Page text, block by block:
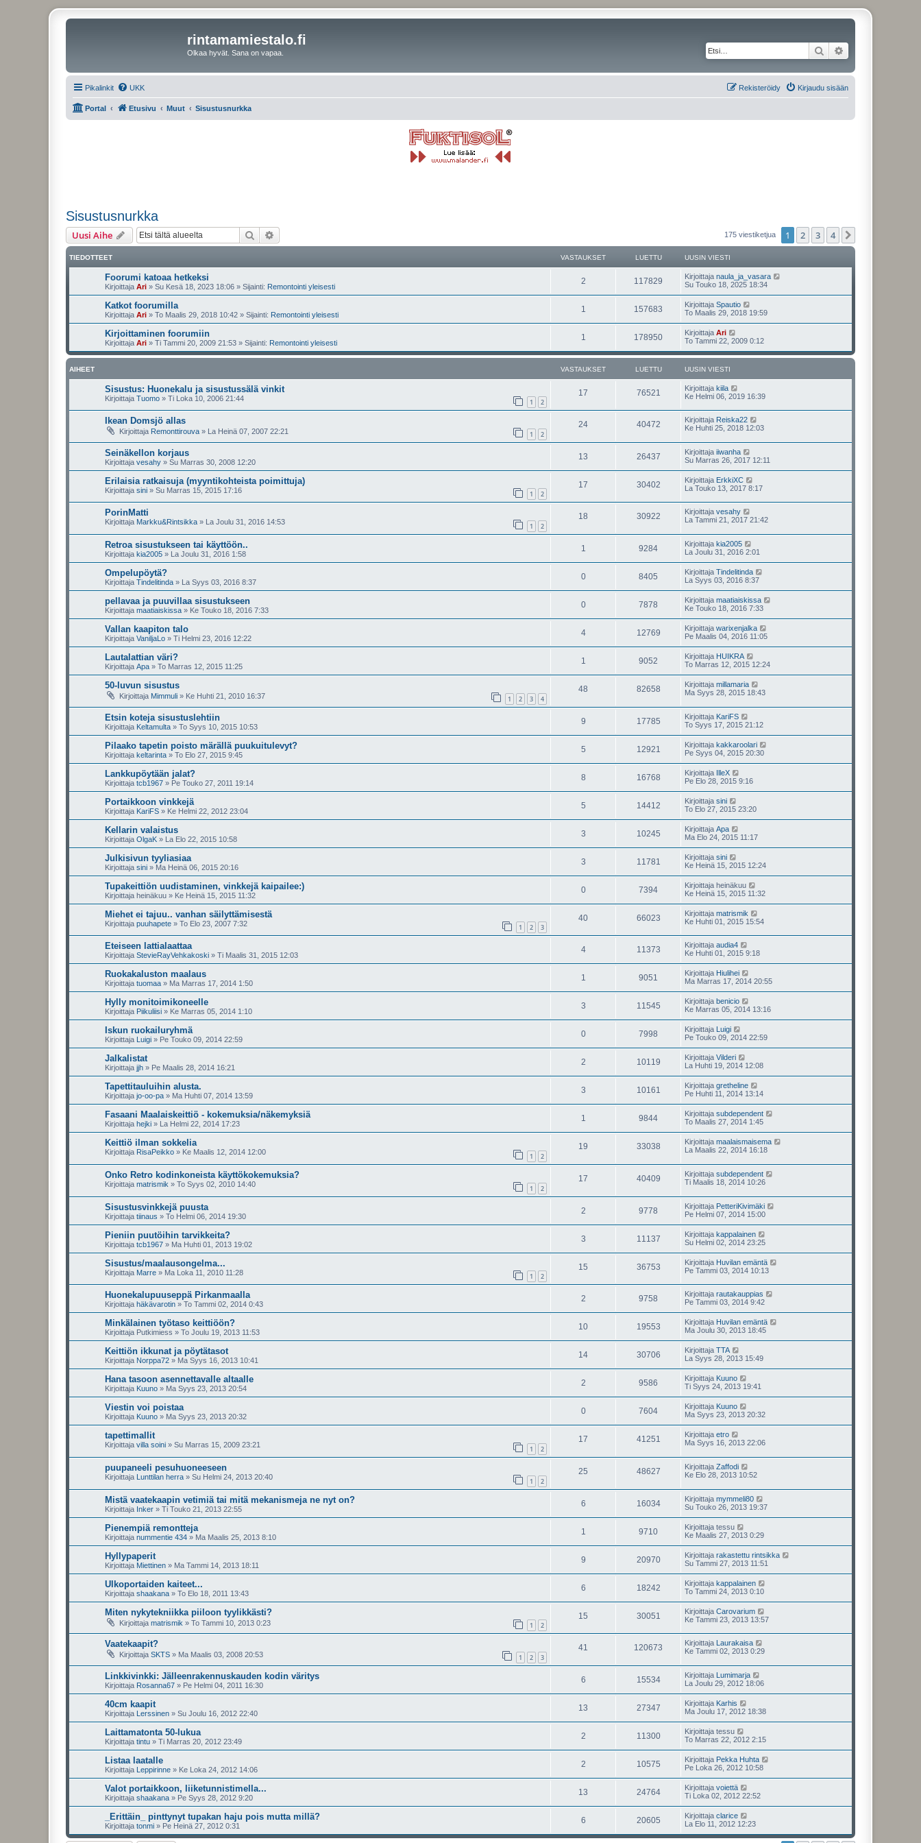
rintamamiestalo.fi
Olkaa hyvät. Sana on vapaa. Etsi
Pikalinkit UKK Kirjaudu sisään
Rekisteröidy
Portal Etusivu Muut Sisustusnurkka
Sisustusnurkka
Uusi Aihe Etsi 175 viestiketjua 1 2 3 4
TIEDOTTEET VASTAUKSET LUETTU UUSIN VIESTI
Foorumi katoaa hetkeksi
Kirjoittaja Ari » Su Kesä 18, 2023 18:06 » Sijainti: Remontointi yleisesti
2 117829 Kirjoittaja naula_ja_vasara
Su Touko 18, 2025 18:34
Katkot foorumilla
Kirjoittaja Ari » To Maalis 29, 2018 10:42 » Sijainti: Remontointi yleisesti
1 157683 Kirjoittaja Spautio
To Maalis 29, 2018 19:59
Kirjoittaminen foorumiin
Kirjoittaja Ari » Ti Tammi 20, 2009 21:53 » Sijainti: Remontointi yleisesti
1 178950 Kirjoittaja Ari
To Tammi 22, 2009 0:12
AIHEET VASTAUKSET LUETTU UUSIN VIESTI
Sisustus: Huonekalu ja sisustussälä vinkit
Kirjoittaja Tuomo » Ti Loka 10, 2006 21:44 1 2
17 76521 Kirjoittaja kiila
Ke Helmi 06, 2019 16:39
Ikean Domsjö allas
Kirjoittaja Remonttirouva » La Heinä 07, 2007 22:21 1 2
24 40472 Kirjoittaja Reiska22
Ke Huhti 25, 2018 12:03
Seinäkellon korjaus
Kirjoittaja vesahy » Su Marras 30, 2008 12:20
13 26437 Kirjoittaja iiwanha
Su Marras 26, 2017 12:11
Erilaisia ratkaisuja (myyntikohteista poimittuja)
Kirjoittaja sini » Su Marras 15, 2015 17:16 1 2
17 30402 Kirjoittaja ErkkiXC
La Touko 13, 2017 8:17
PorinMatti
Kirjoittaja Markku&Rintsikka » La Joulu 31, 2016 14:53 1 2
18 30922 Kirjoittaja vesahy
La Tammi 21, 2017 21:42
Retroa sisustukseen tai käyttöön..
Kirjoittaja kia2005 » La Joulu 31, 2016 1:58
1 9284 Kirjoittaja kia2005
La Joulu 31, 2016 2:01
Ompelupöytä?
Kirjoittaja Tindelitinda » La Syys 03, 2016 8:37
0 8405 Kirjoittaja Tindelitinda
La Syys 03, 2016 8:37
pellavaa ja puuvillaa sisustukseen
Kirjoittaja maatiaiskissa » Ke Touko 18, 2016 7:33
0 7878 Kirjoittaja maatiaiskissa
Ke Touko 18, 2016 7:33
Vallan kaapiton talo
Kirjoittaja VaniljaLo » Ti Helmi 23, 2016 12:22
4 12769 Kirjoittaja warixenjalka
Pe Maalis 04, 2016 11:05
Lautalattian väri?
Kirjoittaja Apa » To Marras 12, 2015 11:25
1 9052 Kirjoittaja HUIKRA
To Marras 12, 2015 12:24
50-luvun sisustus
Kirjoittaja Mimmuli » Ke Huhti 21, 2010 16:37 1 2 3 4
48 82658 Kirjoittaja millamaria
Ma Syys 28, 2015 18:43
Etsin koteja sisustuslehtiin
Kirjoittaja Keltamulta » To Syys 10, 2015 10:53
9 17785 Kirjoittaja KariFS
To Syys 17, 2015 21:12
Pilaako tapetin poisto märällä puukuitulevyt?
Kirjoittaja keltarinta » To Elo 27, 2015 9:45
5 12921 Kirjoittaja kakkaroolari
Pe Syys 04, 2015 20:30
Lankkupöytään jalat?
Kirjoittaja tcb1967 » Pe Touko 27, 2011 19:14
8 16768 Kirjoittaja IlleX
Pe Elo 28, 2015 9:16
Portaikkoon vinkkejä
Kirjoittaja KariFS » Ke Helmi 22, 2012 23:04
5 14412 Kirjoittaja sini
To Elo 27, 2015 23:20
Kellarin valaistus
Kirjoittaja OlgaK » La Elo 22, 2015 10:58
3 10245 Kirjoittaja Apa
Ma Elo 24, 2015 11:17
Julkisivun tyyliasiaa
Kirjoittaja sini » Ma Heinä 06, 2015 20:16
3 11781 Kirjoittaja sini
Ke Heinä 15, 2015 12:24
Tupakeittiön uudistaminen, vinkkejä kaipailee:)
Kirjoittaja heinäkuu » Ke Heinä 15, 2015 11:32
0 7394 Kirjoittaja heinäkuu
Ke Heinä 15, 2015 11:32
Miehet ei tajuu.. vanhan säilyttämisestä
Kirjoittaja puuhapete » To Elo 23, 2007 7:32 1 2 3
40 66023 Kirjoittaja matrismik
Ke Huhti 01, 2015 15:54
Eteiseen lattialaattaa
Kirjoittaja StevieRayVehkakoski » Ti Maalis 31, 2015 12:03
4 11373 Kirjoittaja audia4
Ke Huhti 01, 2015 9:18
Ruokakaluston maalaus
Kirjoittaja tuomaa » Ma Marras 17, 2014 1:50
1 9051 Kirjoittaja Hiulihei
Ma Marras 17, 2014 20:55
Hylly monitoimikoneelle
Kirjoittaja Piikuliisi » Ke Marras 05, 2014 1:10
3 11545 Kirjoittaja benicio
Ke Marras 05, 2014 13:16
Iskun ruokailuryhmä
Kirjoittaja Luigi » Pe Touko 09, 2014 22:59
0 7998 Kirjoittaja
Luigi
Pe Touko 09, 2014 22:59
Jalkalistat
Kirjoittaja jjh » Pe Maalis 28, 2014 16:21
2 10119 Kirjoittaja Vilderi
La Huhti 19, 2014 12:08
Tapettitauluihin alusta.
Kirjoittaja jo-oo-pa » Ma Huhti 07, 2014 13:59
3 10161 Kirjoittaja gretheline
Pe Huhti 11, 2014 13:14
Fasaani Maalaiskeittiö - kokemuksia/näkemyksiä
Kirjoittaja hejki » La Helmi 22, 2014 17:23
1 9844 Kirjoittaja subdependent
To Maalis 27, 2014 1:45
Keittiö ilman sokkelia
Kirjoittaja RisaPeikko » Ke Maalis 12, 2014 12:00 1 2
19 33038 Kirjoittaja maalaismaisema
La Maalis 22, 2014 16:18
Onko Retro kodinkoneista käyttökokemuksia?
Kirjoittaja matrismik » To Syys 02, 2010 14:40 1 2
17 40409 Kirjoittaja subdependent
Ti Maalis 18, 2014 10:26
Sisustusvinkkejä puusta
Kirjoittaja tiinaus » To Helmi 06, 2014 19:30
2 9778 Kirjoittaja PetteriKivimäki
Pe Helmi 07, 2014 15:00
Pieniin puutöihin tarvikkeita?
Kirjoittaja tcb1967 » Ma Huhti 01, 2013 19:02
3 11137 Kirjoittaja kappalainen
Su Helmi 02, 2014 23:25
Sisustus/maalausongelma...
Kirjoittaja Marre » Ma Loka 11, 2010 11:28 1 2
15 36753 Kirjoittaja Huvilan emäntä
Pe Tammi 03, 2014 10:13
Huonekalupuuseppä Pirkanmaalla
Kirjoittaja häkävarotin » To Tammi 02, 2014 0:43
2 9758 Kirjoittaja rautakauppias
Pe Tammi 03, 2014 9:42
Minkälainen työtaso keittiöön?
Kirjoittaja Putkimiess » To Joulu 19, 2013 11:53
10 19553 Kirjoittaja Huvilan emäntä
Ma Joulu 30, 2013 18:45
Keittiön ikkunat ja pöytätasot
Kirjoittaja Norppa72 » Ma Syys 16, 2013 10:41
14 30706 Kirjoittaja TTA
La Syys 28, 2013 15:49
Hana tasoon asennettavalle altaalle
Kirjoittaja Kuuno » Ma Syys 23, 2013 20:54
2 9586 Kirjoittaja Kuuno
Ti Syys 24, 2013 19:41
Viestin voi poistaa
Kirjoittaja Kuuno » Ma Syys 23, 2013 20:32
0 7604 Kirjoittaja Kuuno
Ma Syys 23, 2013 20:32
tapettimallit
Kirjoittaja villa soini » Su Marras 15, 2009 23:21 1 2
17 41251 Kirjoittaja etro
Ma Syys 16, 2013 22:06
puupaneeli pesuhuoneeseen
Kirjoittaja Lunttilan herra » Su Helmi 24, 2013 20:40 1 2
25 48627 Kirjoittaja Zaffodi
Ke Elo 28, 2013 10:52
Mistä vaatekaapin vetimiä tai mitä mekanismeja ne nyt on?
Kirjoittaja Inker » Ti Touko 21, 2013 22:55
6 16034 Kirjoittaja mymmeli80
Su Touko 26, 2013 19:37
Pienempiä remontteja
Kirjoittaja nummentie 434 » Ma Maalis 25, 2013 8:10
1 9710 Kirjoittaja tessu
Ke Maalis 27, 2013 0:29
Hyllypaperit
Kirjoittaja Miettinen » Ma Tammi 14, 2013 18:11
9 20970 Kirjoittaja rakastettu rintsikka
Su Tammi 27, 2013 11:51
Ulkoportaiden kaiteet...
Kirjoittaja shaakana » To Elo 18, 2011 13:43
6 18242 Kirjoittaja kappalainen
To Tammi 24, 2013 0:10
Miten nykytekniikka piiloon tyylikkästi?
Kirjoittaja matrismik » To Tammi 10, 2013 0:23 1 2
15 30051 Kirjoittaja Carovarium
Ke Tammi 23, 2013 13:57
Vaatekaapit?
Kirjoittaja SKTS » Ma Maalis 03, 2008 20:53 1 2 3
41 120673 Kirjoittaja Laurakaisa
Ke Tammi 02, 2013 0:29
Linkkivinkki: Jälleenrakennuskauden kodin väritys
Kirjoittaja Rosanna67 » Pe Helmi 04, 2011 16:30
6 15534 Kirjoittaja Lumimarja
La Joulu 29, 2012 18:06
40cm kaapit
Kirjoittaja Lerssinen » Su Joulu 16, 2012 22:40
13 27347 Kirjoittaja Karhis
Ma Joulu 17, 2012 18:38
Laittamatonta 50-lukua
Kirjoittaja tintu » Ti Marras 20, 2012 23:49
2 11300 Kirjoittaja tessu
To Marras 22, 2012 2:15
Listaa laatalle
Kirjoittaja Leppirinne » Ke Loka 24, 2012 14:06
2 10575 Kirjoittaja Pekka Huhta
Pe Loka 26, 2012 10:58
Valot portaikkoon, liiketunnistimella...
Kirjoittaja shaakana » Pe Syys 28, 2012 9:20
13 24764 Kirjoittaja voiettä
Ti Loka 02, 2012 22:52
_Erittäin_ pinttynyt tupakan haju pois mutta millä?
Kirjoittaja tonmi » Pe Heinä 27, 2012 0:31
6 20605 Kirjoittaja clarice
La Elo 11, 2012 12:23